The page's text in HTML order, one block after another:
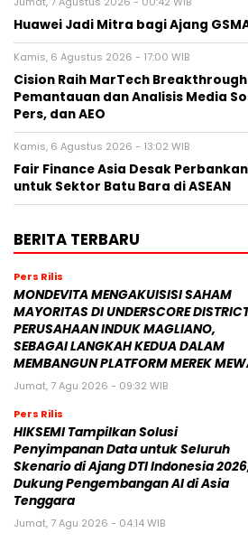
Huawei Jadi Mitra bagi Ajang
Kamis, 6 Agustus 2026 - 17:00 WIB
Cision Raih MarTech
Pemantauan dan Analisis Media
Pers, dan AEO
Kamis, 6 Agustus 2026 - 13:02 WIB
Fair Finance Asia Desak
untuk Sektor Batu Bara di ASEAN
BERITA TERBARU
Pers Rilis
MONDEVITA MENGAKUISISI SAHAM
MAYORITAS DI UNDERSCORE
PERUSAHAAN INDUK MAGLIANO,
SEBAGAI LANGKAH KEDUA DALAM
MEMBANGUN PLATFORM MEREK
Jumat, 7 Agu 2026 - 09:32 WIB
Pers Rilis
HIKSEMI Tampilkan Solusi
Penyimpanan Data untuk Seluruh
Skenario di Ajang DTI Indonesia
Dukung Pengembangan AI di Asia
Tenggara
Jumat, 7 Agu 2026 - 04:14 WIB